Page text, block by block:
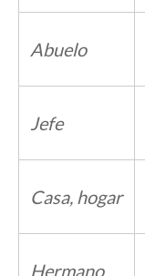
Abuelo
Jefe
Casa, hogar
Hermano